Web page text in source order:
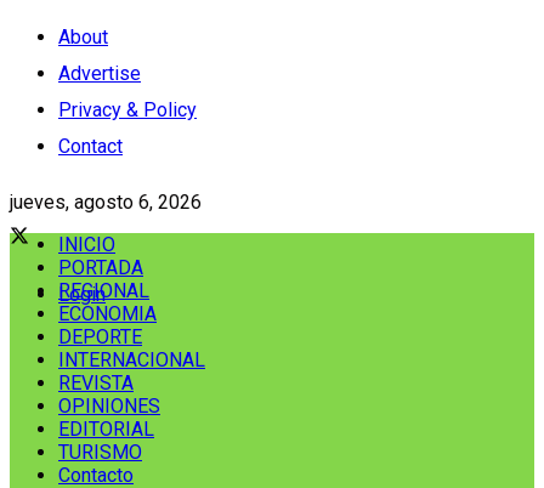
About
Advertise
Privacy & Policy
Contact
jueves, agosto 6, 2026
Login
INICIO
PORTADA
REGIONAL
ECONOMIA
DEPORTE
INTERNACIONAL
REVISTA
OPINIONES
EDITORIAL
TURISMO
Contacto